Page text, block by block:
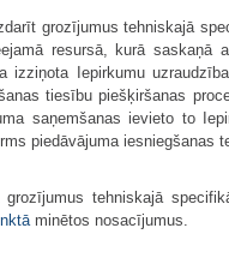
grozījumus tehniskajā
resursā, kurā saskaņā
izziņota Iepirkumu
tiesību piešķiršanas
saņemšanas ievieto to
piedāvājuma iesniegšanas
tehniskajā
minētos nosacījumus.